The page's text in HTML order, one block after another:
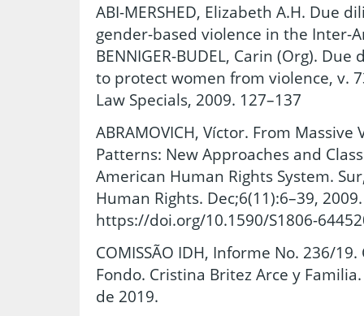
ABI-MERSHED, Elizabeth A.H. Due
gender-based violence in the Inter-
BENNIGER-BUDEL, Carin (Org).
to protect women from violence, v.
Law Specials, 2009. 127–137
ABRAMOVICH, Víctor. From
Patterns: New Approaches and
American Human Rights System.
Human Rights. Dec;6(11):6–39,
https://doi.org/10.1590/S1806-
COMISSÃO IDH, Informe No. 236/
Fondo. Cristina Britez Arce y
de 2019.